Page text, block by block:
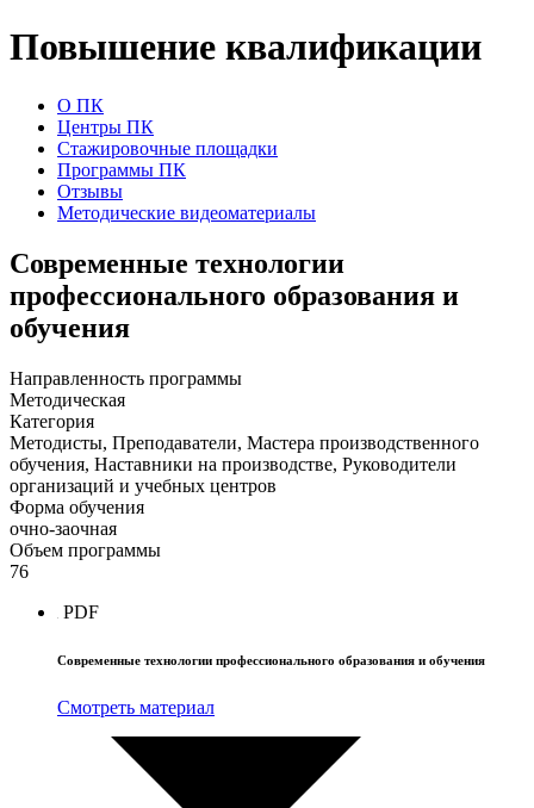
Повышение квалификации
О ПК
Центры ПК
Стажировочные площадки
Программы ПК
Отзывы
Методические видеоматериалы
Современные технологии
профессионального образования и
обучения
Направленность программы
Методическая
Категория
Методисты, Преподаватели, Мастера производственного
обучения, Наставники на производстве, Руководители
организаций и учебных центров
Форма обучения
очно-заочная
Объем программы
76
PDF
Современные технологии профессионального образования и обучения
Смотреть материал